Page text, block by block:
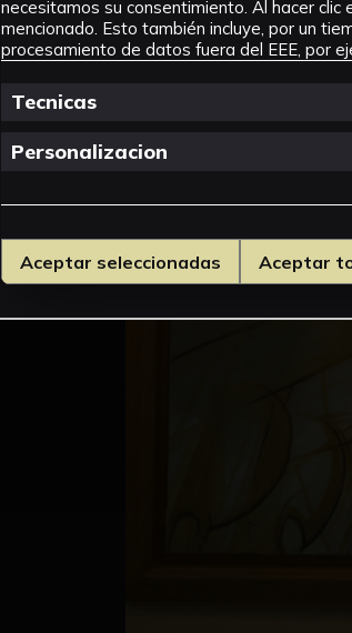
necesitamos su consentimiento. Al hacer
mencionado. Esto también incluye, por un
procesamiento de datos fuera del EEE, por
Tecnicas
Personalizacion
Aceptar seleccionadas Aceptar